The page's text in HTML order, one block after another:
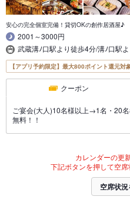
安心の完全個室完備！貸切OKの創作居酒屋♪
2001～3000円
武蔵溝ﾉ口駅より徒歩4分/溝ﾉ口駅
【アプリ予約限定】最大800ポイント還元対
クーポン
ご宴会(大人)10名様以上→1名・20
無料！！
カレンダーの更
下記ボタンを押して空席
空席状